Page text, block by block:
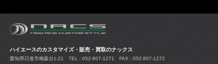
ハイエースのカスタマイズ・販売・買取のナックス
愛知県日進市梅森台1-21 TEL : 052-807-1271 FAX : 052-807-1272